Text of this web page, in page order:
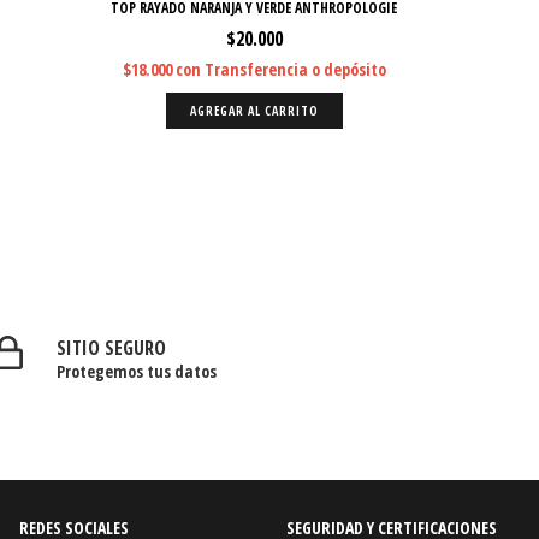
TOP RAYADO NARANJA Y VERDE ANTHROPOLOGIE
$20.000
$18.000con Transferencia o depósito
AGREGAR AL CARRITO
SITIO SEGURO
Protegemos tus datos
REDES SOCIALES SEGURIDAD Y CERTIFICACIONES